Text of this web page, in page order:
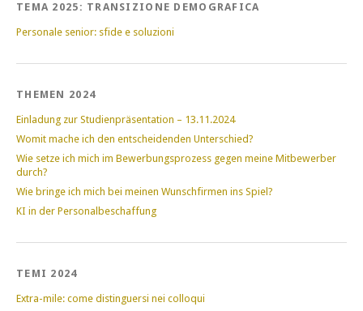
TEMA 2025: TRANSIZIONE DEMOGRAFICA
Personale senior: sfide e soluzioni
THEMEN 2024
Einladung zur Studienpräsentation – 13.11.2024
Womit mache ich den entscheidenden Unterschied?
Wie setze ich mich im Bewerbungsprozess gegen meine Mitbewerber
durch?
Wie bringe ich mich bei meinen Wunschfirmen ins Spiel?
KI in der Personalbeschaffung
TEMI 2024
Extra-mile: come distinguersi nei colloqui